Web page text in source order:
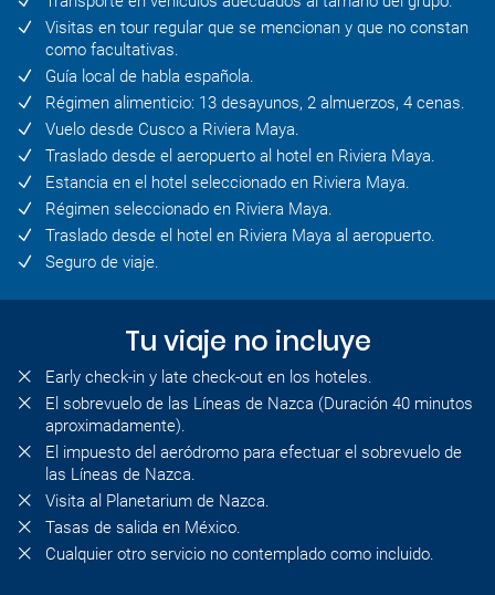
Visitas en tour regular que se mencionan y que no constan
como facultativas.
Guía local de habla española.
Régimen alimenticio: 13 desayunos, 2 almuerzos, 4 cenas.
Vuelo desde Cusco a Riviera Maya.
Traslado desde el aeropuerto al hotel en Riviera Maya.
Estancia en el hotel seleccionado en Riviera Maya.
Régimen seleccionado en Riviera Maya.
Traslado desde el hotel en Riviera Maya al aeropuerto.
Seguro de viaje.
Tu viaje no incluye
Early check-in y late check-out en los hoteles.
El sobrevuelo de las Líneas de Nazca (Duración 40 minutos
aproximadamente).
El impuesto del aeródromo para efectuar el sobrevuelo de
las Líneas de Nazca.
Visita al Planetarium de Nazca.
Tasas de salida en México.
Cualquier otro servicio no contemplado como incluido.